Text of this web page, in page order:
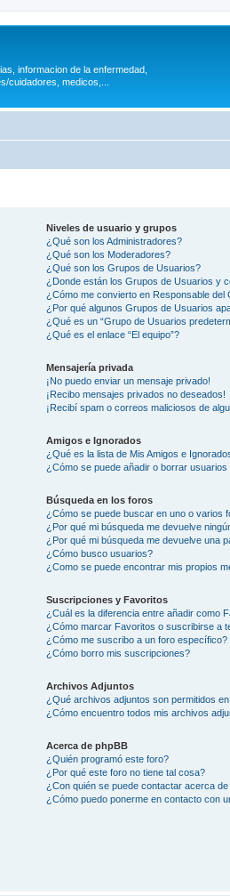
informacion de la enfermedad,
cuidadores, medicos,...
Niveles de usuario y grupos
¿Qué son los Administradores?
¿Qué son los Moderadores?
¿Qué son los Grupos de Usuarios?
¿Donde están los Grupos de Usuarios y
¿Cómo me convierto en Responsable del
¿Por qué algunos Grupos de Usuarios
¿Qué es un “Grupo de Usuarios
¿Qué es el enlace “El equipo”?
Mensajería privada
¡No puedo enviar un mensaje privado!
¡Recibo mensajes privados no deseados!
¡Recibí spam o correos maliciosos de
Amigos e Ignorados
¿Qué es la lista de Mis Amigos e
¿Cómo se puede añadir o borrar
Búsqueda en los foros
¿Cómo se puede buscar en uno o varios
¿Por qué mi búsqueda me devuelve
¿Por qué mi búsqueda me devuelve una
¿Cómo busco usuarios?
¿Como se puede encontrar mis propios
Suscripciones y Favoritos
¿Cuál es la diferencia entre añadir como
¿Cómo marcar Favoritos o suscribirse a
¿Cómo me suscribo a un foro específico?
¿Cómo borro mis suscripciones?
Archivos Adjuntos
¿Qué archivos adjuntos son permitidos
¿Cómo encuentro todos mis archivos
Acerca de phpBB
¿Quién programó este foro?
¿Por qué este foro no tiene tal cosa?
¿Con quién se puede contactar acerca
¿Cómo puedo ponerme en contacto con